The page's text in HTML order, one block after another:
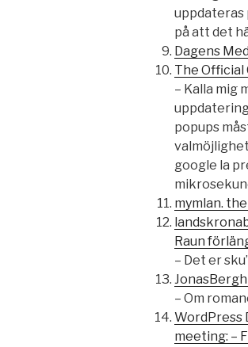
uppdateras
på att det
Dagens
The Official
– Kalla mig
popups
google la
mymlan.
Raun
– Det er
– Om
WordPress
meeting: –